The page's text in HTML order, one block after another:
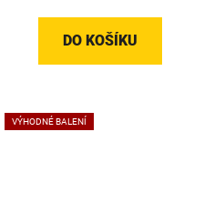
DO KOŠÍKU
VÝHODNÉ BALENÍ